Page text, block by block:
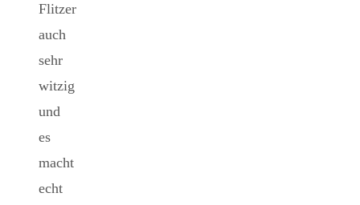
Flitzer
auch
sehr
witzig
und
es
macht
echt